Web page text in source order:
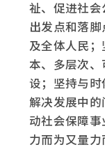
祉、促进社会
出发点和落
及全体人民
本、多层次、
设；坚持与时
解决发展中
动社会保障
力而为又量